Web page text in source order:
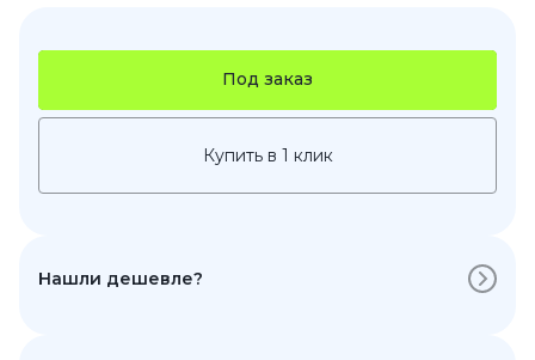
Под заказ
Купить в 1 клик
Нашли дешевле?